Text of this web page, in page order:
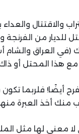
والاقتتال
للديار من الفرنجة
العراق والشام
مع هذا المحتل أو
أيضًا! فلربما
أخذ العبرة منها
لا معنى لها مثل